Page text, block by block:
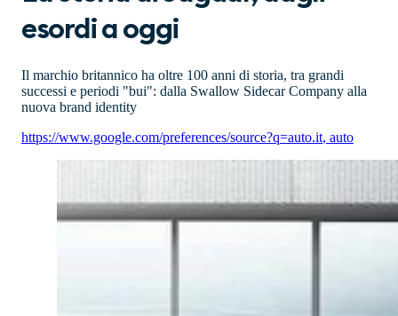
esordi a oggi
Il marchio britannico ha oltre 100 anni di storia, tra grandi
successi e periodi "bui": dalla Swallow Sidecar Company alla
nuova brand identity
https://www.google.com/preferences/source?q=auto.it, auto